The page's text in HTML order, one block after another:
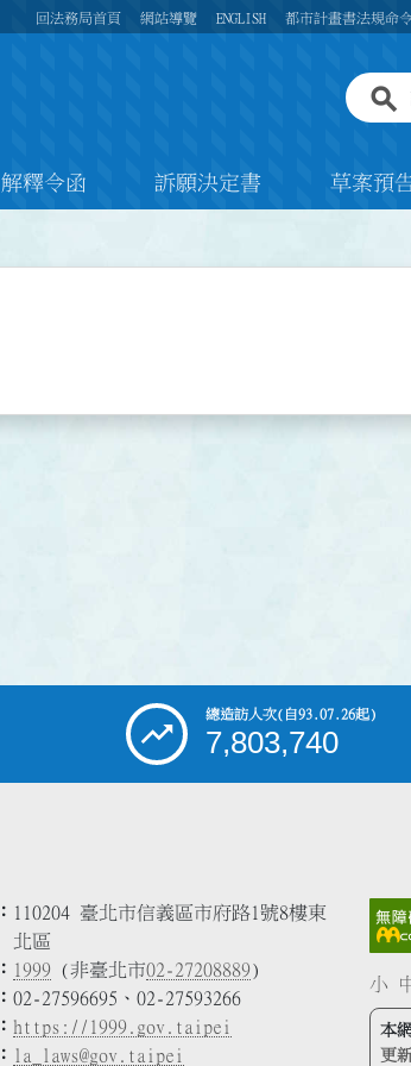
回法務局首頁 網站導覽 ENGLISH 都市計畫書法規命
解釋令函 訴願決定書 草案預
總造訪人次(自93.07.26起)
7,803,740
110204 臺北市信義區市府路1號8樓東
北區
1999 (非臺北市02-27208889)
02-27596695、02-27593266
https://1999.gov.taipei
la_laws@gov.taipei
小
本
更